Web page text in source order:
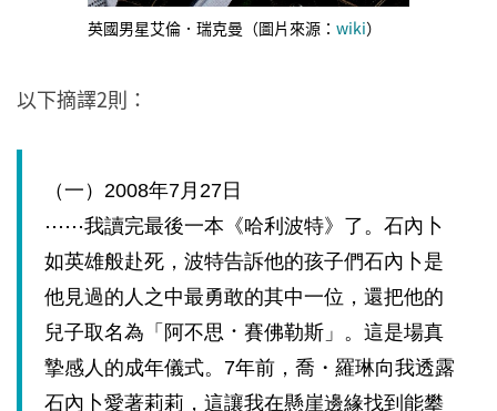
英國男星艾倫．瑞克曼（圖片來源： wiki）
以下摘譯2則：
（一） 2008年7 月 27日
⋯⋯我讀完最後一本《哈利波特》了。石內卜
如英雄般赴死，波特告訴他的孩子們石內卜是
他見過的人之中最勇敢的其中一位，還把他的
兒子取名為「阿不思 ． 賽佛勒斯」。這是場真
摯感人的成年儀式。 7年前，喬・羅琳向我透露
石內卜愛著莉莉，這讓我在懸崖邊緣找到能攀